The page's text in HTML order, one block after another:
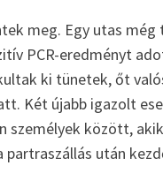
meg. Egy utas
PCR-eredményt
ki tünetek, őt
Két újabb igazolt
személyek között,
partraszállás után